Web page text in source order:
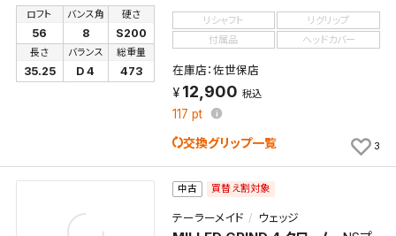
ロフト
56
バンス角
8
硬さ
S200
長さ
35.25
バランス
D 4
総重量
473
リシャフト
リグリップ
付属品
ヘッドカバー
在庫店：佐世保店
12,900 税込
117 pt
交換グリップ一覧 3
中古 買替え割対象
テーラーメイド ウェッジ